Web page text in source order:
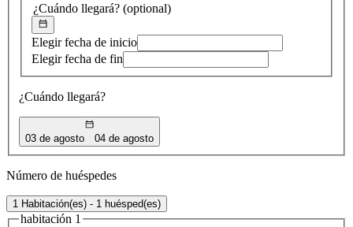
¿Cuándo llegará? (optional)
Elegir fecha de inicio
Elegir fecha de fin
¿Cuándo llegará?
03 de agosto 04 de agosto
Número de huéspedes
1 Habitación(es) - 1 huésped(es)
habitación 1